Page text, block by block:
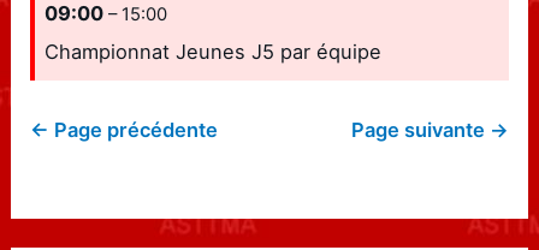
09:00– 15:00
Championnat Jeunes J5 par équipe
← Page précédente Page suivante →